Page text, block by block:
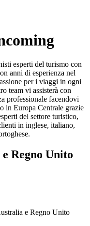
esperti del turismo con
anni di esperienza nel
per i viaggi in ogni
team vi assisterà con
professionale facendovi
in Europa Centrale grazie
del settore turistico,
in inglese, italiano,
Regno Unito
e Regno Unito